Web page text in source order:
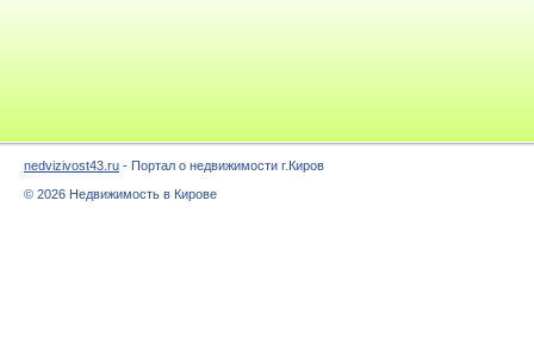
nedvizivost43.ru - Портал о недвижимости г.Киров
© 2026 Недвижимость в Кирове